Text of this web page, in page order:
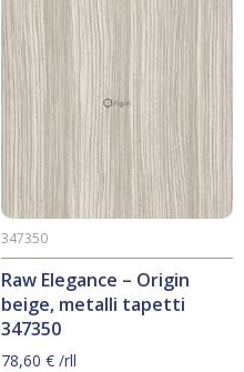
Raw Elegance – Origin
beige, metalli tapetti
347350
347350
78,60 € /rll